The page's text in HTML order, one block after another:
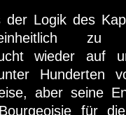
Logik des
zu
wieder auf
Hunderten
aber seine
für